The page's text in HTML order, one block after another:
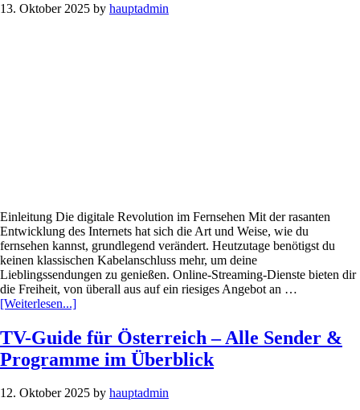
13. Oktober 2025 by hauptadmin
Einleitung Die digitale Revolution im Fernsehen Mit der rasanten
Entwicklung des Internets hat sich die Art und Weise, wie du
fernsehen kannst, grundlegend verändert. Heutzutage benötigst du
keinen klassischen Kabelanschluss mehr, um deine
Lieblingssendungen zu genießen. Online-Streaming-Dienste bieten dir
die Freiheit, von überall aus auf ein riesiges Angebot an …
[Weiterlesen...]Infos
Plugin
Fernsehen
online
Österreich
TV-Guide für Österreich – Alle Sender &
Programme im Überblick
12. Oktober 2025 by hauptadmin